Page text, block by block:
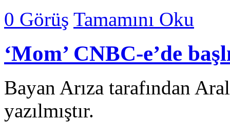
0 Görüş Tamamını Oku
‘Mom’ CNBC-e’de
Bayan Arıza tarafından
yazılmıştır.